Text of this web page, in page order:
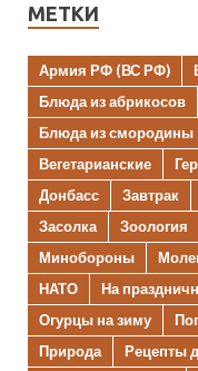
МЕТКИ
Армия РФ (ВС РФ)
Блюда из абрикосов
Блюда из смородины
Вегетарианские
Донбасс
Завтрак
Засолка
Зоология
Минобороны
НАТО
На
Огурцы на зиму
Природа
Рецепты